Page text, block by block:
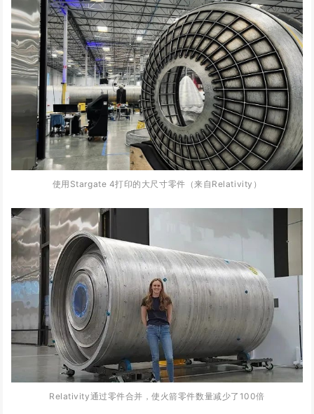
使用Stargate 4打印的大尺寸零件 （来自 Relativity ）
Relativity通过零件合并，使火箭零件数量减少了100倍